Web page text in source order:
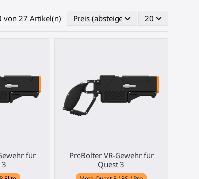
von 27 Artikel(n) Preis (absteigend) 20
für
3
ProBolter VR-Gewehr für
Quest 3